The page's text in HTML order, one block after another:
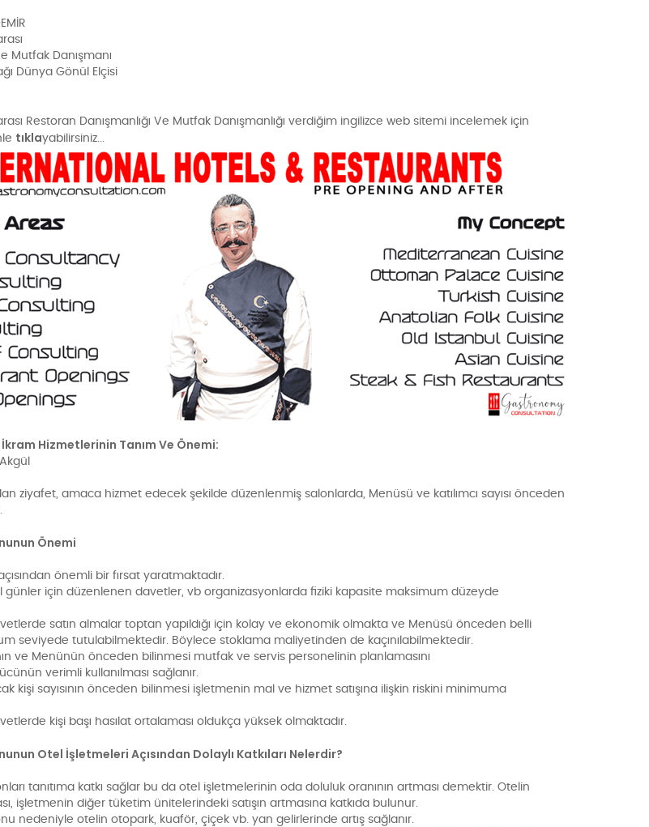
Mutfak Danışmanı
Dünya Gönül Elçisi
Restoran Danışmanlığı Ve Mutfak Danışmanlığı verdiğim ingilizce web sitemi incelemek için
tıklayabilirsiniz...
Hizmetlerinin Tanım Ve Önemi:
ziyafet, amaca hizmet edecek şekilde düzenlenmiş salonlarda, Menüsü ve katılımcı sayısı önceden
Önemi
önemli bir fırsat yaratmaktadır.
için düzenlenen davetler, vb organizasyonlarda fiziki kapasite maksimum düzeyde
satın almalar toptan yapıldığı için kolay ve ekonomik olmakta ve Menüsü önceden belli
seviyede tutulabilmektedir. Böylece stoklama maliyetinden de kaçınılabilmektedir.
ve Menünün önceden bilinmesi mutfak ve servis personelinin planlamasını
verimli kullanılması sağlanır.
kişi sayısının önceden bilinmesi işletmenin mal ve hizmet satışına ilişkin riskini minimuma
kişi başı hasılat ortalaması oldukça yüksek olmaktadır.
Otel İşletmeleri Açısından Dolaylı Katkıları Nelerdir?
tanıtıma katkı sağlar bu da otel işletmelerinin oda doluluk oranının artması demektir. Otelin
işletmenin diğer tüketim ünitelerindeki satışın artmasına katkıda bulunur.
nedeniyle otelin otopark, kuaför, çiçek vb. yan gelirlerinde artış sağlanır.